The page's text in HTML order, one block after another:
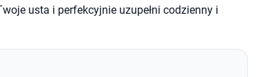
usta i perfekcyjnie uzupełni codzienny i